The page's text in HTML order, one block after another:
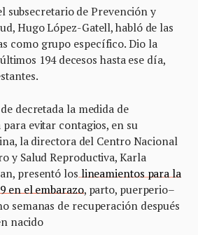
subsecretario de Prevención y
Hugo López-Gatell, habló de las
como grupo específico. Dio la
194 decesos hasta ese día,
decretada la medida de
evitar contagios, en su
la directora del Centro Nacional
y Salud Reproductiva, Karla
presentó los lineamientos para la
en el embarazo, parto, puerperio–
semanas de recuperación después
nacido